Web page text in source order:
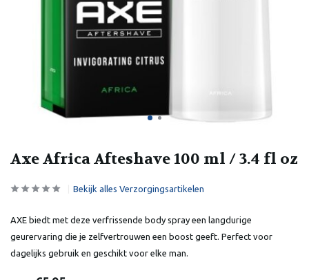
Axe Africa Afteshave 100 ml / 3.4 fl oz
Bekijk alles Verzorgingsartikelen
AXE biedt met deze verfrissende body spray een langdurige
geurervaring die je zelfvertrouwen een boost geeft. Perfect voor
dagelijks gebruik en geschikt voor elke man.